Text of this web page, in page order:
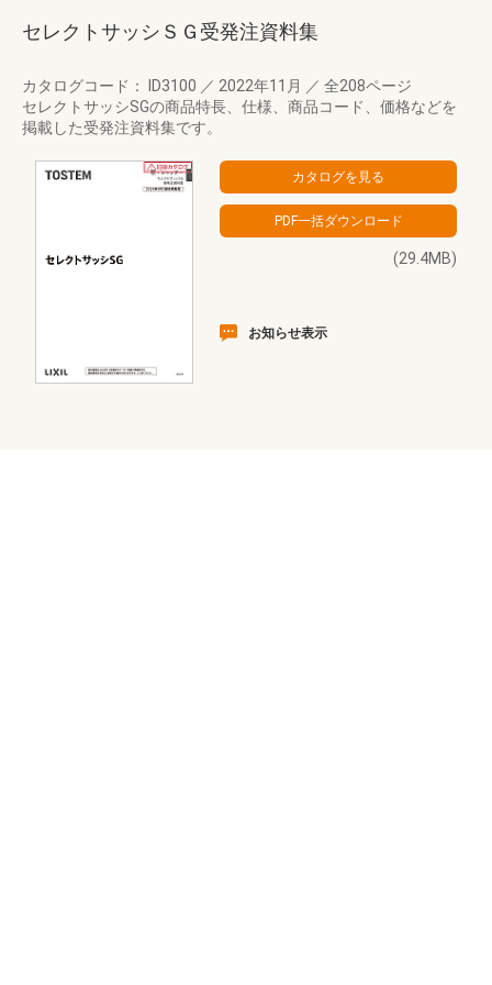
セレクトサッシＳＧ受発注資料集
カタログコード： ID3100 ／ 2022年11月 ／ 全208ページ
セレクトサッシSGの商品特長、仕様、商品コード、価格などを
掲載した受発注資料集です。
(29.4MB)
お知らせ表示